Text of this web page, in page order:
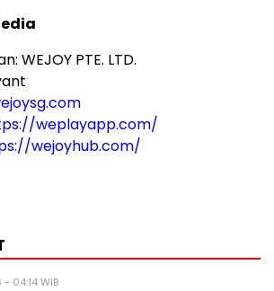
WEJOY PTE. LTD.
weplayapp.com/
wejoyhub.com/
04:14 WIB